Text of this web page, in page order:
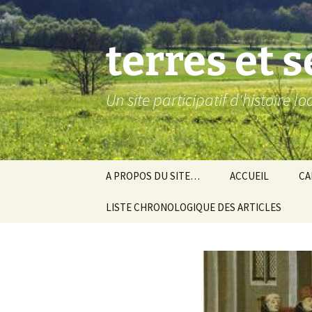
Aller
au
contenu
terres et
Un site participatif d'histoire
A PROPOS DU SITE… ACCUEIL
LISTE CHRONOLOGIQUE DES ARTICLES